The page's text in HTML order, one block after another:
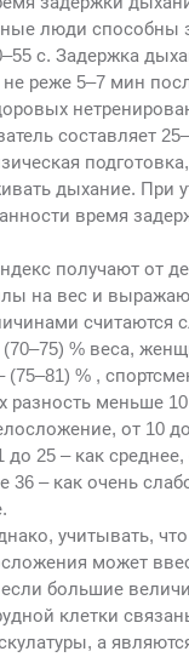
люди способны
с. Задержка
не реже 5–7 мин
составляет
дыхание. При
время
получают от
на вес и
считаются
% веса,
(75–81) % ,
разность меньше
от 10
до 25 – как среднее,
36 – как очень
учитывать,
может
большие
клетки
а